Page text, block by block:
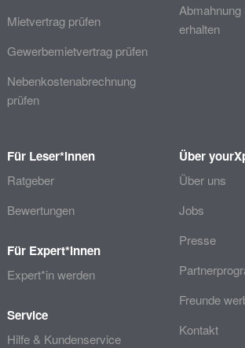
Mietvertrag prüfen
Gewerbemietvertrag prüfen
Nebenkostenabrechnung
prüfen
erhalten
Für Leser*innen
Ratgeber
Bewertungen
Für Expert*innen
Expert*in werden
Service
Hilfe & Kundenservice
Über
Über uns
Jobs
Presse
Freunde
Kontakt